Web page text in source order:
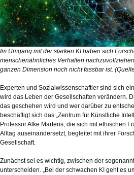
Im Umgang mit der starken KI haben sich
menschenähnliches Verhalten
ganzen Dimension noch nicht fassbar ist.
Experten und Sozialwissenschaftler sind sich
wird das Leben der Gesellschaften verändern.
das geschehen wird und wer darüber zu
beschäftigt sich das „Zentrum für Künstliche
Professor Alke Martens, die sich mit ethischen
Alltag auseinandersetzt, begleitet mit ihrer
Gesellschaft.
Zunächst sei es wichtig, zwischen der
unterscheiden. „Bei der schwachen KI geht es